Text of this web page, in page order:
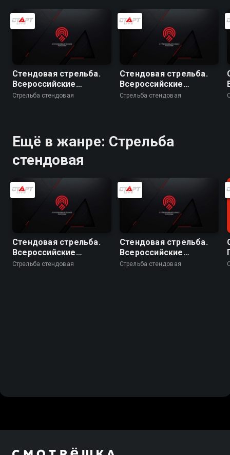
Стендовая стрельба.
Всероссийские
соревнования. Скит.
Стрельба стендовая
Стендовая стрельба.
Всероссийские
соревнования. Скит.
Стрельба стендовая
Ещё в жанре: Стрельба
стендовая
Стендовая стрельба.
Всероссийские
соревнования. Трап.
Стрельба стендовая
Стендовая стрельба.
Всероссийские
соревнования. Скит.
Стрельба стендовая